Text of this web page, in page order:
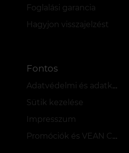
Foglalási garancia
Hagyjon visszajelzést
Fontos
Adatvédelmi és adatkezelési szabályzat
Sütik kezelése
Impresszum
Promóciók és VEAN COINS szabályzata